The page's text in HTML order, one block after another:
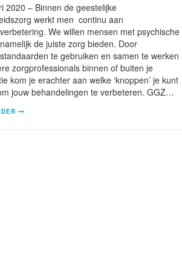
2020 – Binnen de geestelijke
werkt men continu aan
We willen mensen met psychische
de juiste zorg bieden. Door
te gebruiken en samen te werken
zorgprofessionals binnen of buiten je
kom je erachter aan welke ‘knoppen’ je kunt
jouw behandelingen te verbeteren. GGZ…